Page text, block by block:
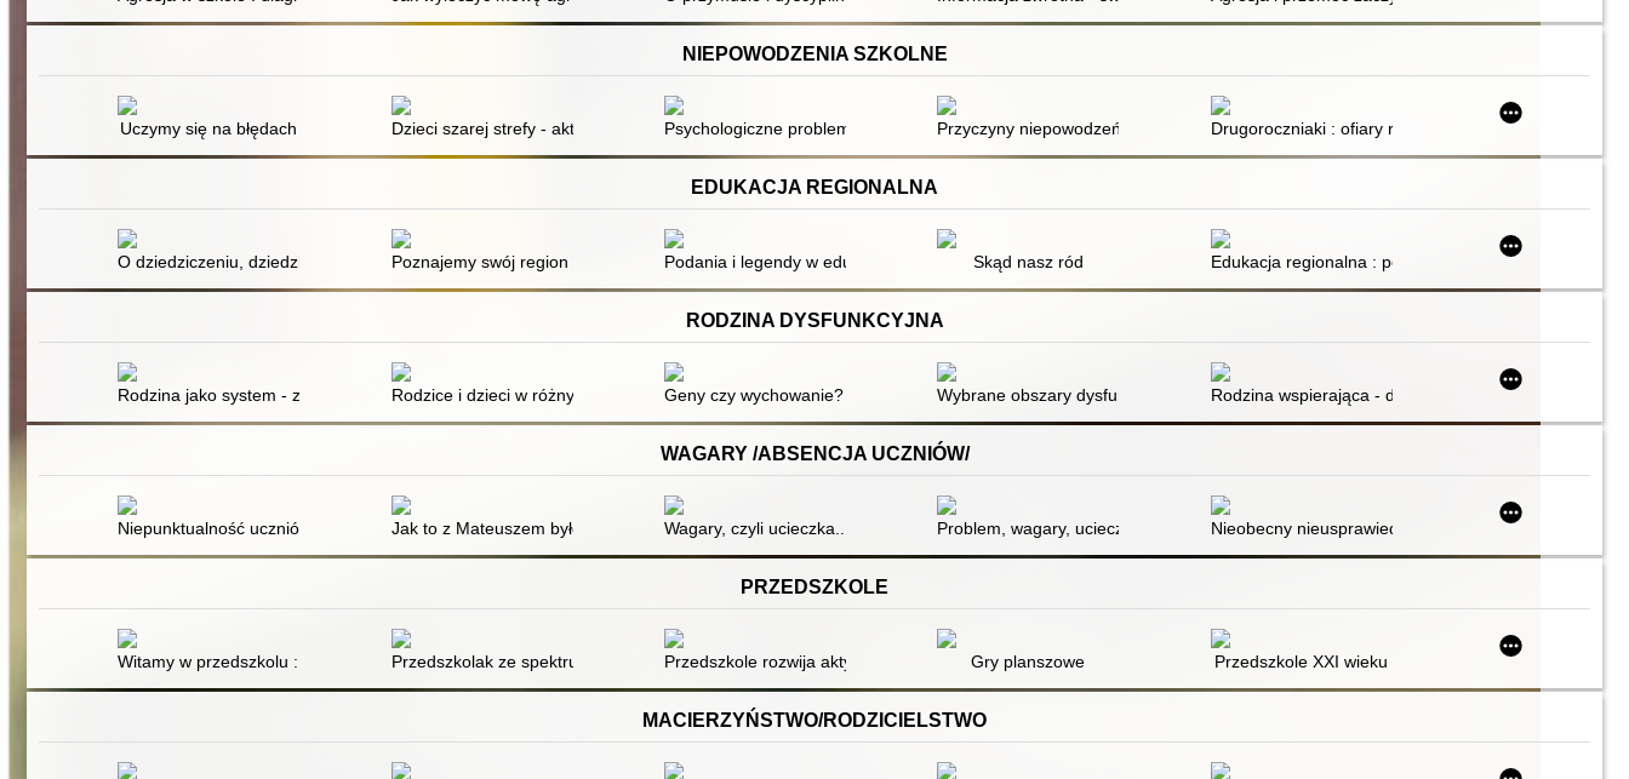
NIEPOWODZENIA SZKOLNE
Uczymy się na błędach Dzieci szarej strefy - aktualizacja stanu wiedzy dotyczącej funkcjonowania psychospołecznego uczniów z inteligencją niższą niż przeciętna
Psychologiczne problemy niepowodzeńPrzyczyny niepowodzeń szkolnych w świetle badań lekarzy, pedagogów i psychologów
Drugoroczniaki : ofiary reformy?
EDUKACJA REGIONALNA
O dziedziczeniu, dziedzictwie i różnych wejściach w przestrzeń kultury - uwag kilka
Poznajemy swój region i jego tradycjePodania i legendy w edukacji regionalnejSkąd nasz ród Edukacja regionalna : poradnik dla nauczycieli szkoły
RODZINA DYSFUNKCYJNA
Rodzina jako system - zaburzenia funkcjonowania współczesnej rodziny w kontekście zmian relacji między płciami
Rodzice i dzieci w różnych systemach rodzinnychGeny czy wychowanie? : co wyrośnie z naszych dzieci i dlaczego
Wybrane obszary dysfunkcjonalności rodzinyRodzina wspierająca - dedykowana forma wsparcia
WAGARY /ABSENCJA UCZNIÓW/
Niepunktualność uczniów Jak to z Mateuszem było Wagary, czyli ucieczka... ale dokąd?Problem, wagary, ucieczka, czarna dziura, niezapominajka : scenariusz zajęć
Nieobecny nieusprawiedliwiony
PRZEDSZKOLE
Witamy w przedszkolu : wspomaganie procesu adaptacji dziecka do środowiska przedszkolnego
Przedszkolak ze spektrum autyzmu Przedszkole rozwija aktywność dziecka Gry planszowe Przedszkole XXI wieku
MACIERZYŃSTWO/RODZICIELSTWO